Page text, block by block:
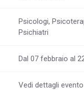
Psicologi,
Psichiatri
Dal 07 febbraio al
Vedi dettagli evento